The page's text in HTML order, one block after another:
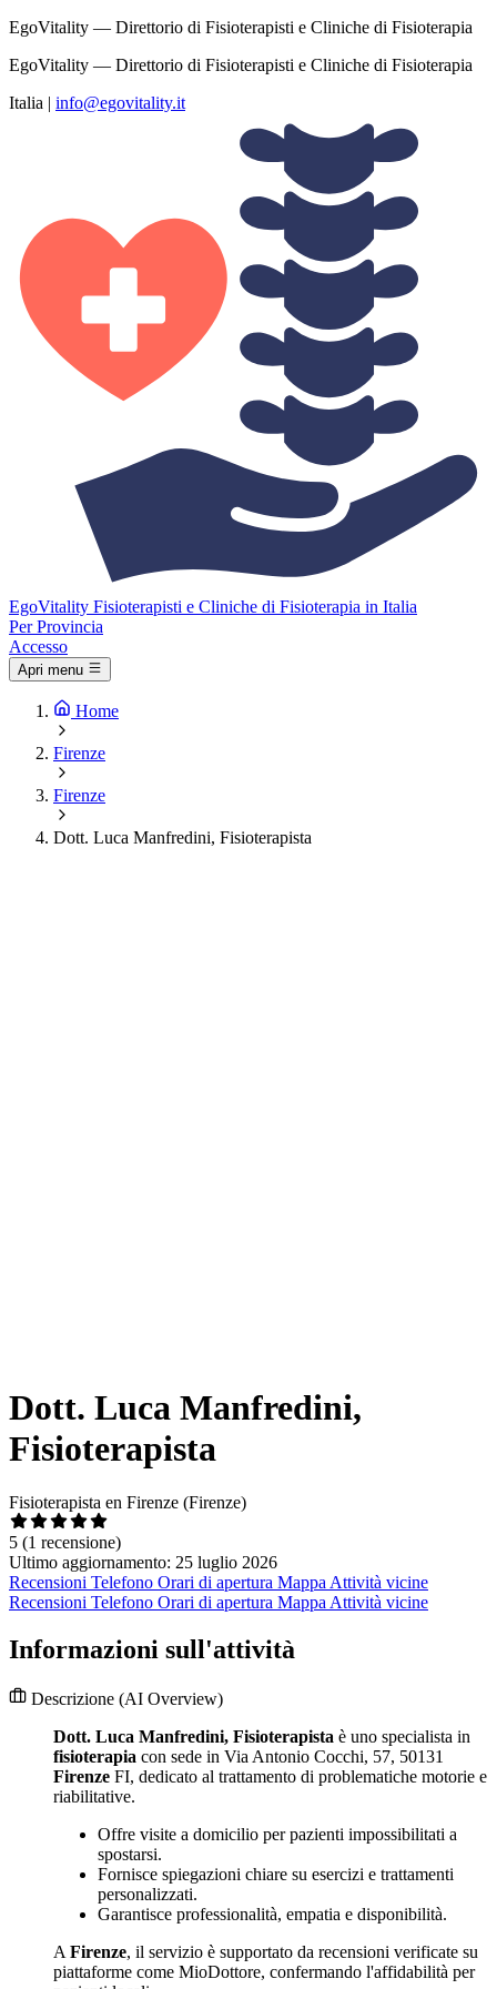
EgoVitality — Direttorio di Fisioterapisti e Cliniche di Fisioterapia
EgoVitality — Direttorio di Fisioterapisti e Cliniche di Fisioterapia
Italia | info@egovitality.it
EgoVitality Fisioterapisti e Cliniche di Fisioterapia in Italia
Per Provincia
Accesso
Apri menu
Home
Firenze
Firenze
Dott. Luca Manfredini, Fisioterapista
Dott. Luca Manfredini,
Fisioterapista
Fisioterapista en Firenze (Firenze)
5 (1 recensione)
Ultimo aggiornamento: 25 luglio 2026
Recensioni Telefono Orari di apertura Mappa Attività vicine
Recensioni Telefono Orari di apertura Mappa Attività vicine
Informazioni sull'attività
Descrizione (AI Overview)
Dott. Luca Manfredini, Fisioterapista è uno specialista in
fisioterapia con sede in Via Antonio Cocchi, 57, 50131
Firenze FI, dedicato al trattamento di problematiche motorie e
riabilitative.
Offre visite a domicilio per pazienti impossibilitati a
spostarsi.
Fornisce spiegazioni chiare su esercizi e trattamenti
personalizzati.
Garantisce professionalità, empatia e disponibilità.
A Firenze, il servizio è supportato da recensioni verificate su
piattaforme come MioDottore, confermando l'affidabilità per